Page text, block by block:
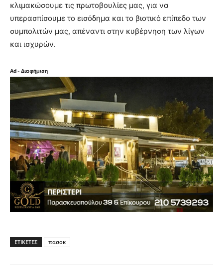
κλιμακώσουμε τις πρωτοβουλίες μας, για να
υπερασπίσουμε το εισόδημα και το βιοτικό επίπεδο των
συμπολιτών μας, απέναντι στην κυβέρνηση των λίγων
και ισχυρών.
Ad - Διαφήμιση
ΕΤΙΚΈΤΕΣ πασοκ